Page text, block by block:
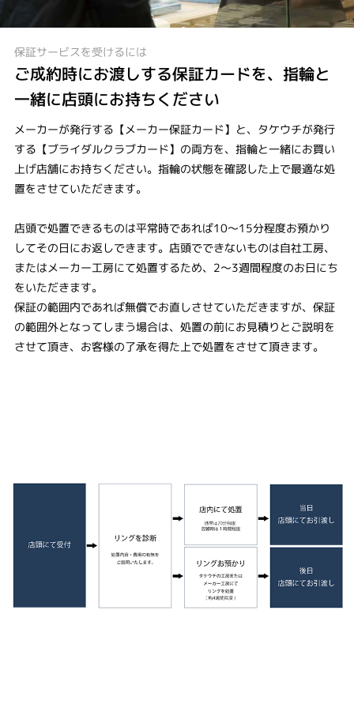
保証サービスを受けるには
ご成約時にお渡しする保証カードを、指輪と
一緒に店頭にお持ちください
メーカーが発行する【メーカー保証カード】と、タケウチが発行
する【ブライダルクラブカード】の両方を、指輪と一緒にお買い
上げ店舗にお持ちください。指輪の状態を確認した上で最適な処
置をさせていただきます。
店頭で処置できるものは平常時であれば10～15分程度お預かり
してその日にお返しできます。店頭でできないものは自社工房、
またはメーカー工房にて処置するため、2～3週間程度のお日にち
をいただきます。
保証の範囲内であれば無償でお直しさせていただきますが、保証
の範囲外となってしまう場合は、処置の前にお見積りとご説明を
させて頂き、お客様の了承を得た上で処置をさせて頂きます。